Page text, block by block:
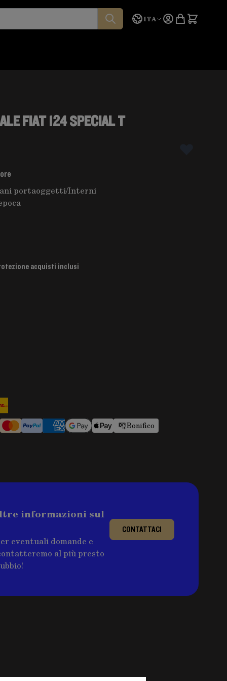
Lingua
ITA Preventivo
FIAT 124 SPECIAL T
portaoggetti/Interni
acquisti inclusi
Bonifico
informazioni sul
eventuali domande e
al più presto
CONTATTACI